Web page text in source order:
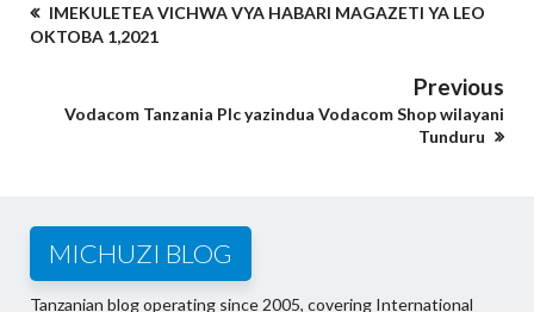
IMEKULETEA VICHWA VYA HABARI MAGAZETI YA LEO
OKTOBA 1,2021
Previous
Vodacom Tanzania Plc yazindua Vodacom Shop wilayani
Tunduru
MICHUZI BLOG
Tanzanian blog operating since 2005, covering International